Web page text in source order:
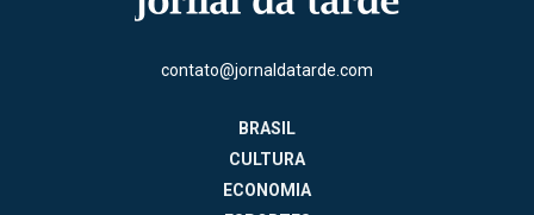
contato@jornaldatarde.com
BRASIL
CULTURA
ECONOMIA